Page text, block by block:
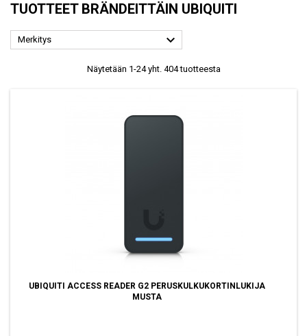
TUOTTEET BRÄNDEITTÄIN UBIQUITI
Merkitys 
Näytetään 1-24 yht. 404 tuotteesta
UBIQUITI ACCESS READER G2 PERUSKULKUKORTINLUKIJA
MUSTA